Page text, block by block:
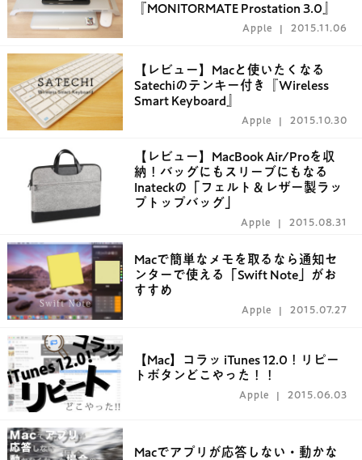
『MONITORMATE Prostation 3.0』
Apple 2015.11.06
【レビュー】Macと使いたくなる
Satechiのテンキー付き『Wireless
Smart Keyboard』
Apple 2015.10.30
【レビュー】MacBook Air/Proを収
納！バッグにもスリーブにもなる
Inateckの「フェルト＆レザー製ラッ
プトップバッグ」
Apple 2015.08.31
Macで簡単なメモを取るなら通知セ
ンターで使える「Swift Note」がお
すすめ
Apple 2015.07.27
【Mac】コラッ iTunes 12.0！リピー
トボタンどこやった！！
Apple 2015.06.03
Macでアプリが応答しない・動かな